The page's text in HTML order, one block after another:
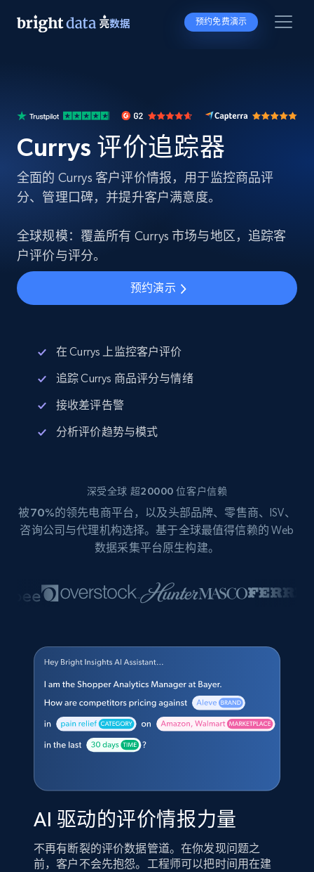
预约免费演示
Currys 评价追踪器
全面的 Currys 客户评价情报，用于监控商品评
分、管理口碑，并提升客户满意度。
全球规模：覆盖所有 Currys 市场与地区，追踪客
户评价与评分。
预约演示
在 Currys 上监控客户评价
追踪 Currys 商品评分与情绪
接收差评告警
分析评价趋势与模式
深受全球 超20000 位客户信赖
被70%的领先电商平台，以及头部品牌、零售商、ISV、
咨询公司与代理机构选择。基于全球最值得信赖的 Web
数据采集平台原生构建。
AI 驱动的评价情报力量
不再有断裂的评价数据管道。在你发现问题之
前，客户不会先抱怨。工程师可以把时间用在建